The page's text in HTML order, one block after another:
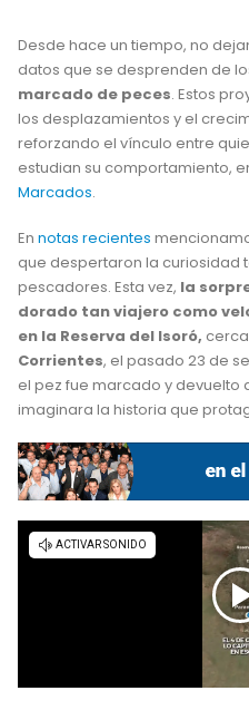
Desde hace un tiempo, no
datos que se desprenden de
marcado de peces. Estos
los desplazamientos y el
reforzando el vínculo entre
estudian su comportamiento,
Marcados.
En notas recientes
que despertaron la curiosidad
pescadores. Esta vez, la
dorado tan viajero como
en la Reserva del Isoró,
Corrientes, el pasado 23 de
el pez fue marcado y devuelto
imaginara la historia que